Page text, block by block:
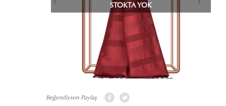
STOKTA YOK
Beğendiysen Paylaş